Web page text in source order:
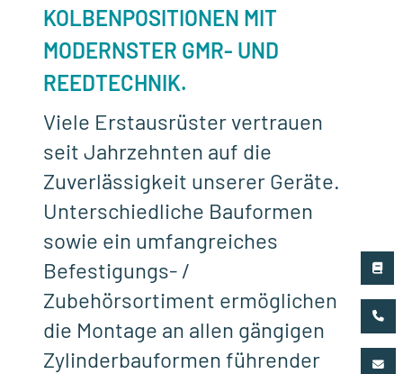
KOLBENPOSITIONEN MIT
MODERNSTER GMR- UND
REEDTECHNIK.
Viele Erstausrüster vertrauen
seit Jahrzehnten auf die
Zuverlässigkeit unserer Geräte.
Unterschiedliche Bauformen
sowie ein umfangreiches
Befestigungs- /
Zubehörsortiment ermöglichen
die Montage an allen gängigen
Zylinderbauformen führender